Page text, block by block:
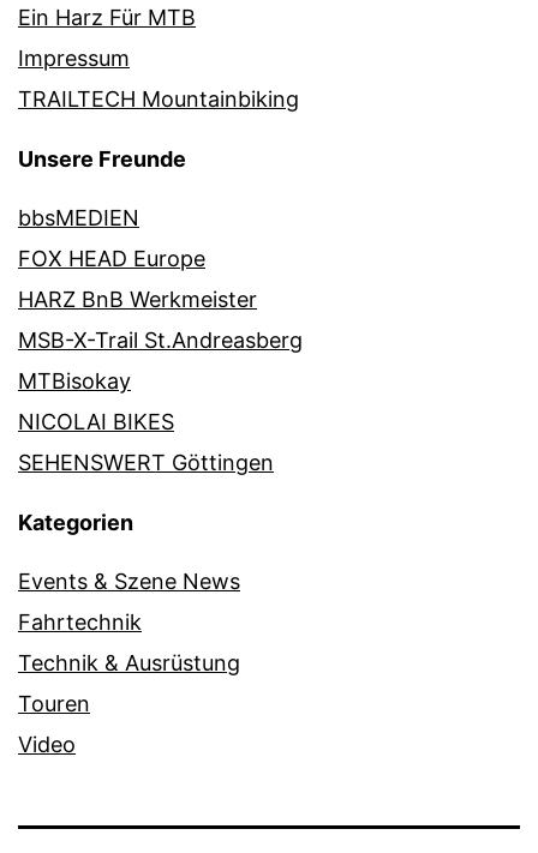
Ein Harz Für MTB
Impressum
TRAILTECH Mountainbiking
Unsere Freunde
bbsMEDIEN
FOX HEAD Europe
HARZ BnB Werkmeister
MSB-X-Trail St.Andreasberg
MTBisokay
NICOLAI BIKES
SEHENSWERT Göttingen
Kategorien
Events & Szene News
Fahrtechnik
Technik & Ausrüstung
Touren
Video